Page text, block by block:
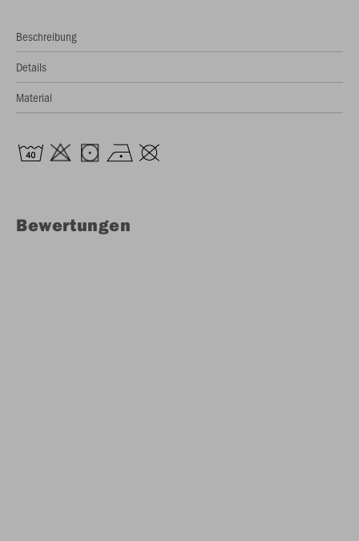
Beschreibung
Details
Material
Bewertungen